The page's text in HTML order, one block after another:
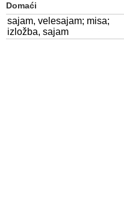
Domaći
sajam, velesajam; misa;
izložba, sajam